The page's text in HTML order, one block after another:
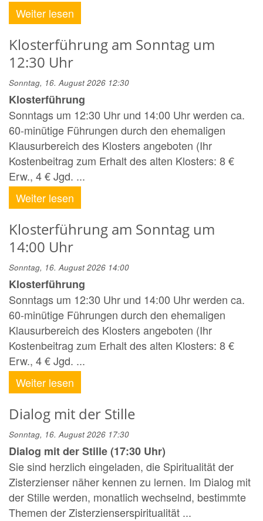
Weiter lesen
Klosterführung am Sonntag um
12:30 Uhr
Sonntag, 16. August 2026 12:30
Klosterführung
Sonntags um 12:30 Uhr und 14:00 Uhr werden ca.
60-minütige Führungen durch den ehemaligen
Klausurbereich des Klosters angeboten (Ihr
Kostenbeitrag zum Erhalt des alten Klosters: 8 €
Erw., 4 € Jgd. ...
Weiter lesen
Klosterführung am Sonntag um
14:00 Uhr
Sonntag, 16. August 2026 14:00
Klosterführung
Sonntags um 12:30 Uhr und 14:00 Uhr werden ca.
60-minütige Führungen durch den ehemaligen
Klausurbereich des Klosters angeboten (Ihr
Kostenbeitrag zum Erhalt des alten Klosters: 8 €
Erw., 4 € Jgd. ...
Weiter lesen
Dialog mit der Stille
Sonntag, 16. August 2026 17:30
Dialog mit der Stille (17:30 Uhr)
Sie sind herzlich eingeladen, die Spiritualität der
Zisterzienser näher kennen zu lernen. Im Dialog mit
der Stille werden, monatlich wechselnd, bestimmte
Themen der Zisterzienserspiritualität ...